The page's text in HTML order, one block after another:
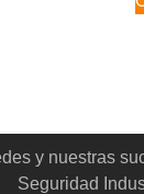
y nuestras
Seguridad